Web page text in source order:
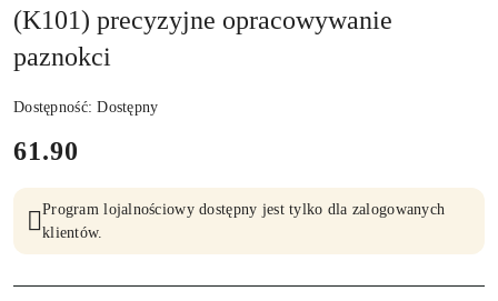
(K101) precyzyjne opracowywanie
paznokci
Dostępność:Dostępny
cena:
61.90
Program lojalnościowy dostępny jest tylko dla zalogowanych
klientów.